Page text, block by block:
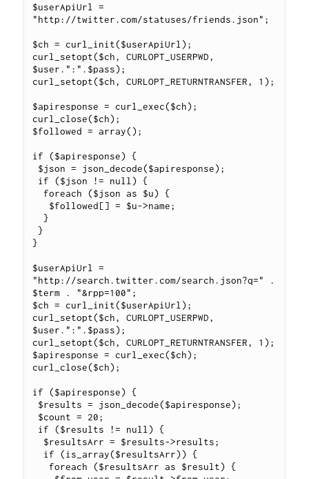
$userApiUrl =
"http://twitter.com/statuses/friends.json";
$ch = curl_init($userApiUrl);
curl_setopt($ch, CURLOPT_USERPWD,
$user.":".$pass);
curl_setopt($ch, CURLOPT_RETURNTRANSFER, 1);
$apiresponse = curl_exec($ch);
curl_close($ch);
$followed = array();
if ($apiresponse) {
  }
}
}
$userApiUrl =
"http://search.twitter.com/search.json?q=" .
$term . "&rpp=100";
$ch = curl_init($userApiUrl);
curl_setopt($ch, CURLOPT_USERPWD,
$user.":".$pass);
curl_setopt($ch, CURLOPT_RETURNTRANSFER, 1);
$apiresponse = curl_exec($ch);
curl_close($ch);
if ($apiresponse) {